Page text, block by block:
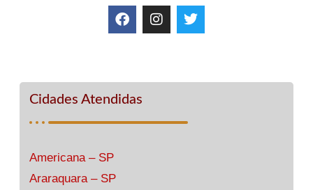
Cidades Atendidas
Americana – SP
Araraquara – SP